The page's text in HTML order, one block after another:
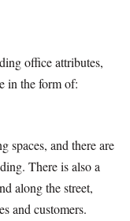
office attributes,
in the form of:
spaces, and there are
There is also a
along the street,
and customers.